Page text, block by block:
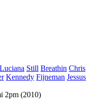
Luciana Still Breathin Chris
Kennedy Fijneman Jessus